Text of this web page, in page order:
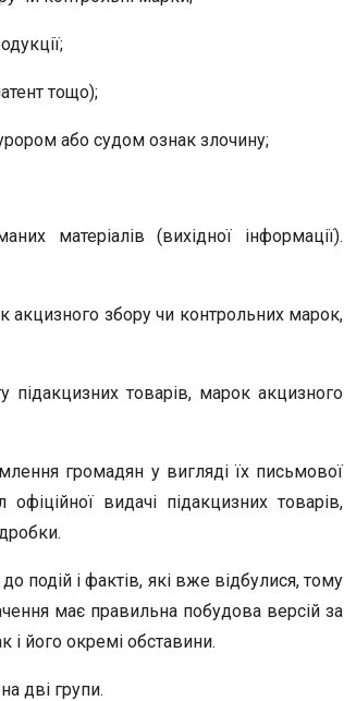
тощо);
або судом ознак злочину;
матеріалів (вихідної інформації).
акцизного збору чи контрольних марок,
підакцизних товарів, марок акцизного
громадян у вигляді їх письмової
видачі підакцизних товарів,
подій і фактів, які вже відбулися, тому
має правильна побудова версій за
його окремі обставини.
дві групи.